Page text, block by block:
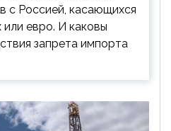
с Россией, касающихся
евро. И каковы
запрета импорта